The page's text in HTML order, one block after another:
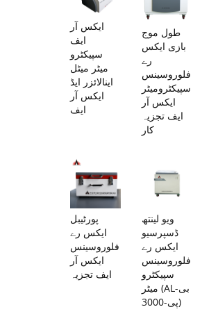
ایکس آر
ایف
سپیکٹرو
میٹر میٹل
اینالائزر ایڈ
ایکس آر
ایف
طول موج
بازی ایکس
رے
فلوروسینس
سپیکٹرومیٹر
ایکس آر
ایف تجزیہ
کار
پورٹیبل
ایکس رے
فلوروسینس
ایکس آر
ایف تجزیہ
ویو لینتھ
ڈسپرسیو
ایکس رے
فلوروسینس
سپیکٹرو
میٹر (AL-بی
پی-3000)